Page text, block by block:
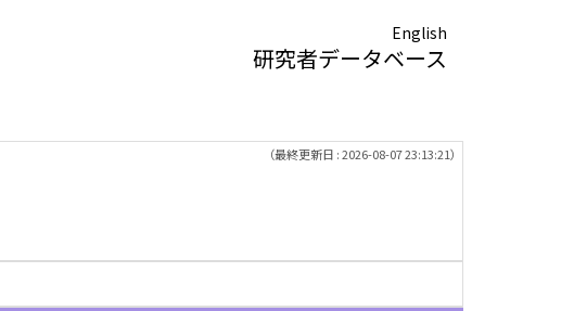
English
研究者データベース
（最終更新日 : 2026-08-07 23:13:21）